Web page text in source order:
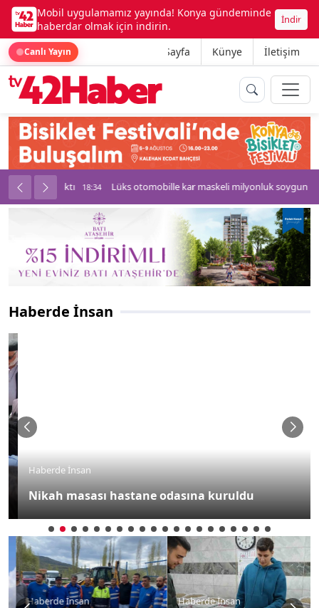
Mobil uygulamamız yayında! Konya gündeminde
haberdar olmak için indirin.
İndir
Canlı Yayın Ana Sayfa Künye İletişim
kavga çıktı 18:34 Lüks otomobille kar maskeli milyonluk soygun
Haberde İnsan
Haberde İnsan
Nikah masası hastane odasına kuruldu
Haberde İnsan Haberde İnsan